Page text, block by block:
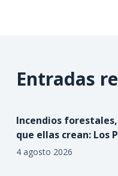
Entradas
Incendios
que ellas crean: Los
4 agosto 2026